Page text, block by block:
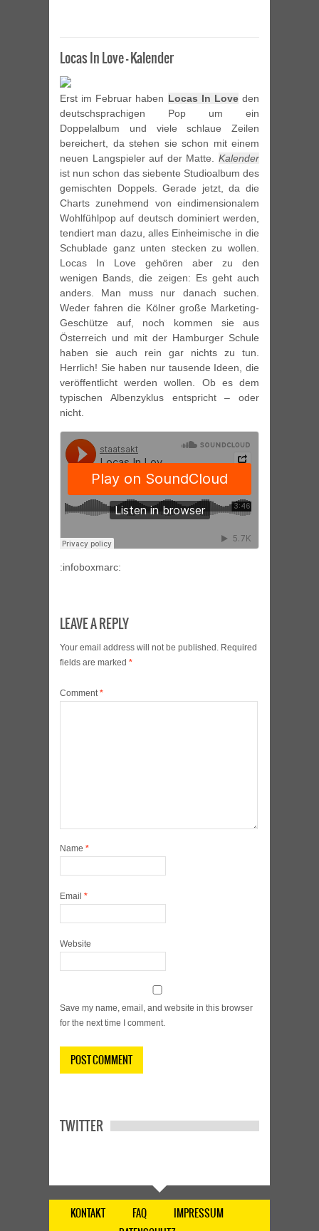
Locas In Love – Kalender
Erst im Februar haben Locas In Loveden
deutschsprachigen Pop um ein
Doppelalbum und viele schlaue Zeilen
bereichert, da stehen sie schon mit einem
neuen Langspieler auf der Matte. Kalender
ist nun schon das siebente Studioalbum des
gemischten Doppels. Gerade jetzt, da die
Charts zunehmend von eindimensionalem
Wohlfühlpop auf deutsch dominiert werden,
tendiert man dazu, alles Einheimische in die
Schublade ganz unten stecken zu wollen.
Locas In Love gehören aber zu den
wenigen Bands, die zeigen: Es geht auch
anders. Man muss nur danach suchen.
Weder fahren die Kölner große Marketing-
Geschütze auf, noch kommen sie aus
Österreich und mit der Hamburger Schule
haben sie auch rein gar nichts zu tun.
Herrlich! Sie haben nur tausende Ideen, die
veröffentlicht werden wollen. Ob es dem
typischen Albenzyklus entspricht – oder
nicht.
:infoboxmarc:
LEAVE A REPLY
Your email address will not be published. Required
fields are marked *
Comment*
Name *
Email *
Website
Save my name, email, and website in this browser
for the next time I comment.
TWITTER
KONTAKT FAQ
IMPRESSUM